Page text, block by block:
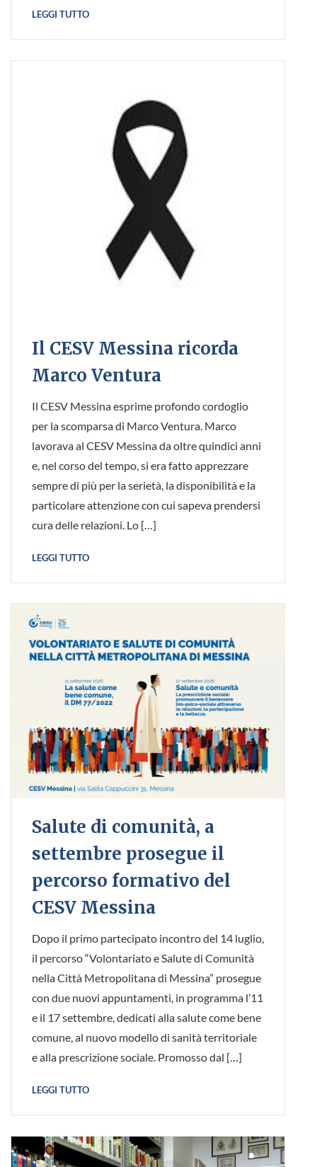
LEGGI TUTTO
Il CESV Messina ricorda
Marco Ventura
Il CESV Messina esprime profondo cordoglio
per la scomparsa di Marco Ventura. Marco
lavorava al CESV Messina da oltre quindici anni
e, nel corso del tempo, si era fatto apprezzare
sempre di più per la serietà, la disponibilità e la
particolare attenzione con cui sapeva prendersi
cura delle relazioni. Lo […]
LEGGI TUTTO
Salute di comunità, a
settembre prosegue il
percorso formativo del
CESV Messina
Dopo il primo partecipato incontro del 14 luglio,
il percorso “Volontariato e Salute di Comunità
nella Città Metropolitana di Messina” prosegue
con due nuovi appuntamenti, in programma l’11
e il 17 settembre, dedicati alla salute come bene
comune, al nuovo modello di sanità territoriale
e alla prescrizione sociale. Promosso dal […]
LEGGI TUTTO